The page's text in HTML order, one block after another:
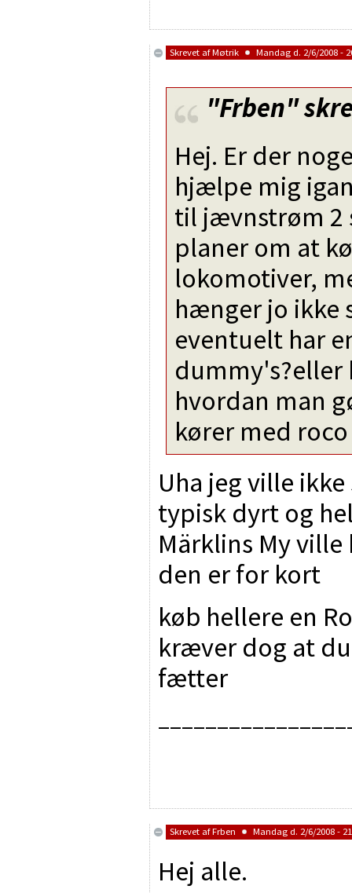
Skrevet afMøtrik Mandag d. 2/6/2008 -
"Frben"
Hej. Er der
hjælpe mig
til jævnstrøm 2
planer om at
lokomotiver,
hænger jo ikke
eventuelt har
dummy's?eller
hvordan man
kører med
Uha jeg ville
typisk dyrt og
Märklins My ville
den er for kort
køb hellere en
kræver dog at
fætter
Skrevet afFrben Mandag d. 2/6/2008 -
Hej alle.